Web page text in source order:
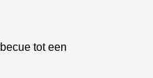
tot een